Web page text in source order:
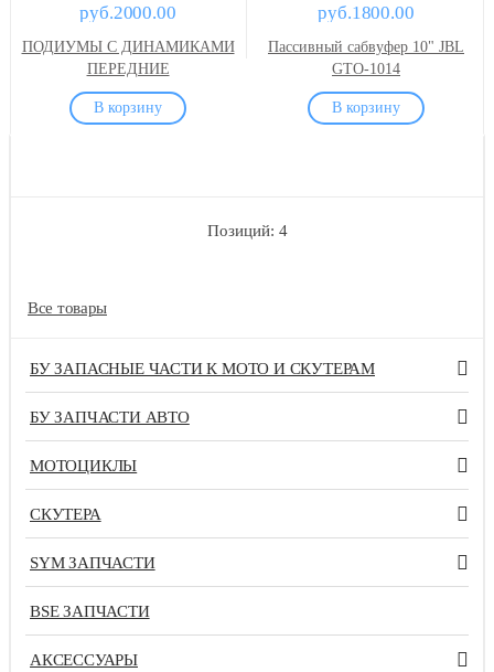
руб.2000.00
ПОДИУМЫ С ДИНАМИКАМИ
ПЕРЕДНИЕ
руб.1800.00
Пассивный сабвуфер 10" JBL
GTO-1014
Позиций: 4
Все товары
БУ ЗАПАСНЫЕ ЧАСТИ К МОТО И СКУТЕРАМ
БУ ЗАПЧАСТИ АВТО
МОТОЦИКЛЫ
СКУТЕРА
SYM ЗАПЧАСТИ
BSE ЗАПЧАСТИ
АКСЕССУАРЫ